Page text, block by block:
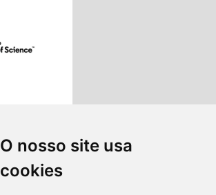
O nosso site usa
cookies